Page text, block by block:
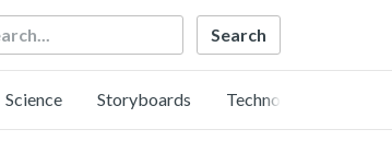
Science Storyboards Technology